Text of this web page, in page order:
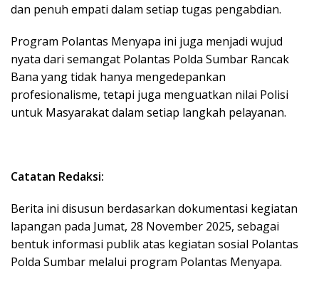
dan penuh empati dalam setiap tugas pengabdian.
Program Polantas Menyapa ini juga menjadi wujud
nyata dari semangat Polantas Polda Sumbar Rancak
Bana yang tidak hanya mengedepankan
profesionalisme, tetapi juga menguatkan nilai Polisi
untuk Masyarakat dalam setiap langkah pelayanan.
Catatan Redaksi:
Berita ini disusun berdasarkan dokumentasi kegiatan
lapangan pada Jumat, 28 November 2025, sebagai
bentuk informasi publik atas kegiatan sosial Polantas
Polda Sumbar melalui program Polantas Menyapa.